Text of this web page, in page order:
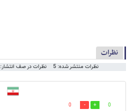
نظرات
نظرات منتشر شده: 5 نظرات در صف انتشار: 0
0
0